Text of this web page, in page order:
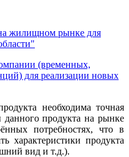
жилищном рынке для
(временных,
для реализации новых
необходима точная
данного продукта на рынке
потребностях, что в
характеристики продукта
вид и т.д.).